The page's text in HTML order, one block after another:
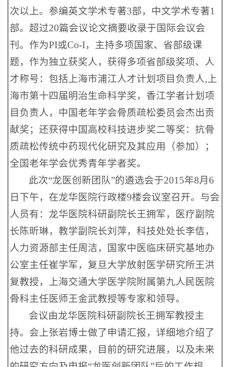
次以上。参编英文学术专著3部，中文学术专著1
部。超过20篇会议论文摘要收录于国际会议会
刊。作为PI或Co-I，主持多项国家、省部级课
题，作为独立获奖人，获得多项省部级奖项、人
才称号：包括上海市浦江人才计划项目负责人,上
海市第十四届明治生命科学奖，香江学者计划项
目负责人，中国老年学会骨质疏松委员会杰出贡
献奖；还获得中国高校科技进步奖二等奖：抗骨
质疏松传统中药现代化研究及其应用（参加）；
全国老年学会优秀青年学者奖。
此次“龙医创新团队”的遴选会于2015年8月6
日下午，在龙华医院行政楼9楼会议室召开。与会
人员有：龙华医院科研副院长王拥军，医疗副院
长陈昕琳，教学副院长刘萍，科技处处长李佶，
人力资源部主任周洁，国家中医临床研究基地办
公室主任崔学军，复旦大学放射医学研究所王洪
复教授，上海交通大学医学院附属第九人民医院
骨科主任医师王金武教授等专家和领导。
会议由龙华医院科研副院长王拥军教授主
持。会上张岩博士做了申请汇报，详细地介绍了
他过去的科研成果，目前的研究进展，以及未来